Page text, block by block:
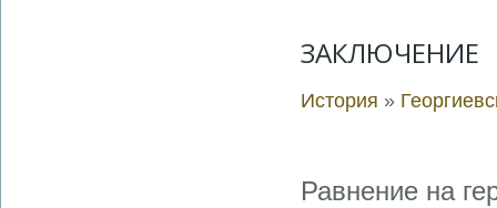
ЗАКЛЮЧЕНИЕ
История »
Равнение на